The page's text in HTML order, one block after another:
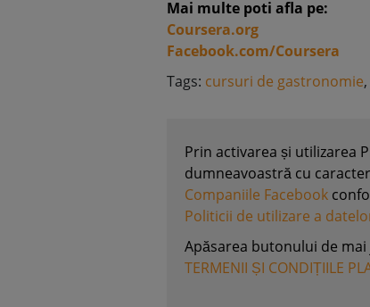
Mai multe poti afla pe:
Coursera.org
Facebook.com/Coursera
Tags: cursuri de gastronomie,
Prin activarea și utilizarea
dumneavoastră cu
Companiile Facebook
Politicii de utilizare a
Apăsarea butonului de
TERMENII ȘI CONDIȚIILE